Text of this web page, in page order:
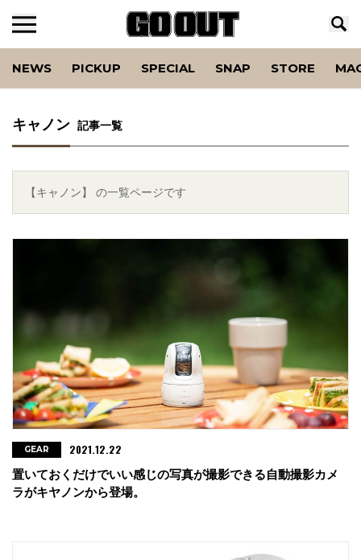
NEWS PICKUP SPECIAL SNAP STORE
キャノン 記事一覧
【キャノン】 の一覧ページです
置いておくだけでいい感じの写真が撮影できる自動撮影カメ
ラがキヤノンから登場。
GEAR 2021.12.22